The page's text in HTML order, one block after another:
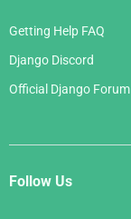
Getting Help FAQ
Django Discord
Official Django Forum
Follow Us